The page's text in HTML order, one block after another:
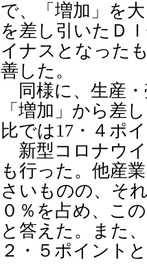
で、「増加」を
を差し引いたＤ
イナスとなった
善した。
同様に、生産・
「増加」から差
比では17・４ポ
新型コロナウイ
も行った。他産
さいものの、そ
０％を占め、こ
と答えた。また
２・５ポイント